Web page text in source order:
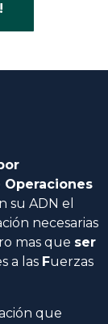
su ADN el
necesarias
mas que ser
a las
Fuerzas
que